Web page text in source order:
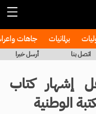
برلمانيات جاهات
اتصل بنا أرسل خبرا
إشهار كتاب
الوطنية